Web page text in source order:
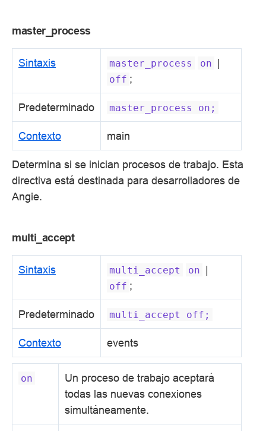
master_process
Sintaxis master_process on |
off ;
Predeterminado master_process on;
Contexto main
Determina si se inician procesos de trabajo. Esta
directiva está destinada para desarrolladores de
Angie.
multi_accept
Sintaxis multi_accept on |
off ;
Predeterminado multi_accept off;
Contexto events
on
Un proceso de trabajo aceptará
todas las nuevas conexiones
simultáneamente.